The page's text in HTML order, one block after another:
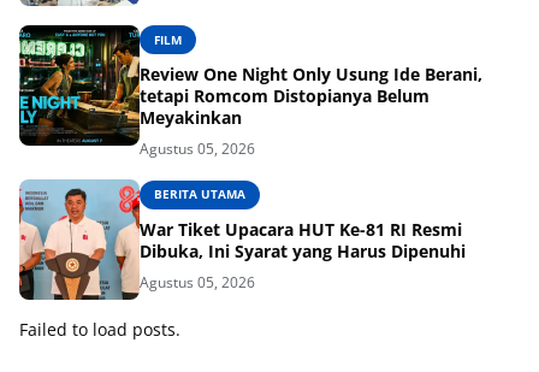
FILM
Review One Night Only Usung Ide Berani,
tetapi Romcom Distopianya Belum
Meyakinkan
Agustus 05, 2026
BERITA UTAMA
War Tiket Upacara HUT Ke-81 RI Resmi
Dibuka, Ini Syarat yang Harus Dipenuhi
Agustus 05, 2026
Failed to load posts.